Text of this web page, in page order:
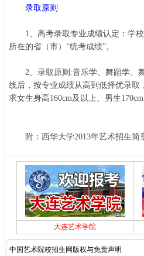
录取原则
1、高考录取专业成绩认定：学校
所在的省（市）“统考成绩”。
2、录取原则:音乐学、舞蹈学、舞
线后，按专业成绩从高到低择优录
求女生身高160cm及以上、男生170cm
附：西华大学2013年艺术招生简
大连艺术学院
中国艺术院校招生网版权与免责声明